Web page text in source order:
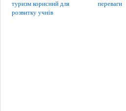
туризм корисний для
розвитку учнів
переваги